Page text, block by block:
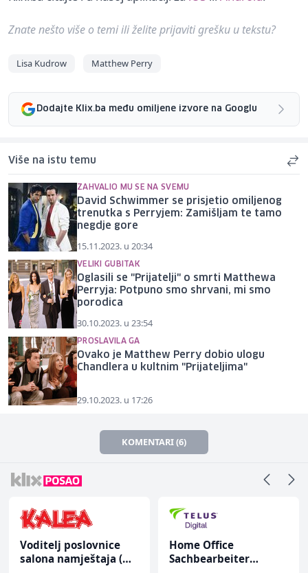
Znate nešto više o temi ili želite prijaviti grešku u tekstu?
Lisa Kudrow Matthew Perry
Dodajte Klix.ba među omiljene izvore na Googlu
Više na istu temu
ZAHVALIO MU SE NA SVEMU
David Schwimmer se prisjetio omiljenog
trenutka s Perryjem: Zamišljam te tamo
negdje gore
15.11.2023. u 20:34
VELIKI GUBITAK
Oglasili se "Prijatelji" o smrti Matthewa
Perryja: Potpuno smo shrvani, mi smo
porodica
30.10.2023. u 23:54
PROSLAVILA GA
Ovako je Matthew Perry dobio ulogu
Chandlera u kultnim "Prijateljima"
29.10.2023. u 17:26
KOMENTARI (6)
Voditelj poslovnice
salona namještaja (m/
Home Office
Sachbearbeiter